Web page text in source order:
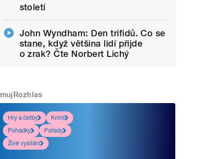
století
John Wyndham: Den trifidů. Co se
stane, když většina lidí přijde
o zrak? Čte Norbert Lichý
mujRozhlas
Hry a četby
Krimi
Pohádky
Pořady
Živé vysílání